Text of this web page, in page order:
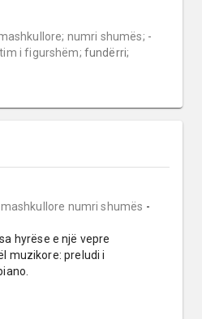
numri shumës; -
i figurshëm; fundërri;
numri shumës -
hyrëse e një vepre
muzikore: preludi i